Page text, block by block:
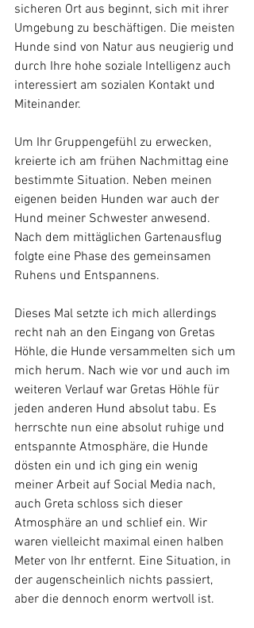
sicheren Ort aus beginnt, sich mit ihrer
Umgebung zu beschäftigen. Die meisten
Hunde sind von Natur aus neugierig und
durch Ihre hohe soziale Intelligenz auch
interessiert am sozialen Kontakt und
Miteinander.
Um Ihr Gruppengefühl zu erwecken,
kreierte ich am frühen Nachmittag eine
bestimmte Situation. Neben meinen
eigenen beiden Hunden war auch der
Hund meiner Schwester anwesend.
Nach dem mittäglichen Gartenausflug
folgte eine Phase des gemeinsamen
Ruhens und Entspannens.
Dieses Mal setzte ich mich allerdings
recht nah an den Eingang von Gretas
Höhle, die Hunde versammelten sich um
mich herum. Nach wie vor und auch im
weiteren Verlauf war Gretas Höhle für
jeden anderen Hund absolut tabu. Es
herrschte nun eine absolut ruhige und
entspannte Atmosphäre, die Hunde
dösten ein und ich ging ein wenig
meiner Arbeit auf Social Media nach,
auch Greta schloss sich dieser
Atmosphäre an und schlief ein. Wir
waren vielleicht maximal einen halben
Meter von Ihr entfernt. Eine Situation, in
der augenscheinlich nichts passiert,
aber die dennoch enorm wertvoll ist.